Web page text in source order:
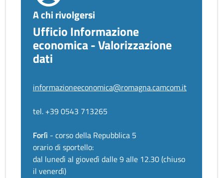
A chi rivolgersi
Ufficio Informazione
economica - Valorizzazione
dati
informazioneeconomica@romagna.camcom.it
tel. +39 0543 713265
Forlì - corso della Repubblica 5
orario di sportello:
dal lunedì al giovedì dalle 9 alle 12.30 (chiuso
il venerdì)